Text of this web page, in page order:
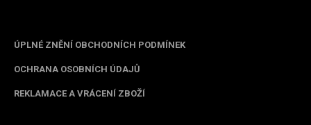
ÚPLNÉ ZNĚNÍ OBCHODNÍCH PODMÍNEK
OCHRANA OSOBNÍCH ÚDAJŮ
REKLAMACE A VRÁCENÍ ZBOŽÍ